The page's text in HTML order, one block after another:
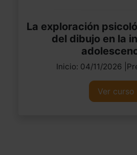
La exploración
del dibujo en la
Inicio: 04/11/2026
Ver curso